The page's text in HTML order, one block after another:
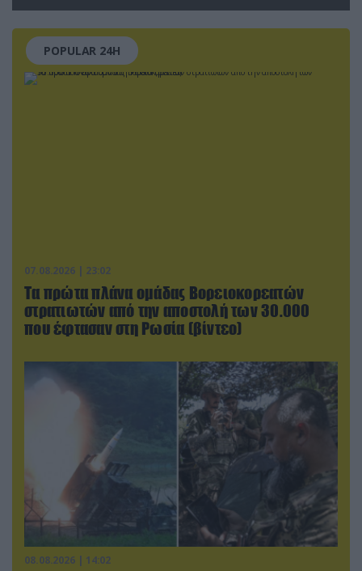
POPULAR 24H
07.08.2026 | 23:02
Τα πρώτα πλάνα ομάδας Βορειοκορεατών
στρατιωτών από την αποστολή των 30.000
που έφτασαν στη Ρωσία (βίντεο)
08.08.2026 | 14:02